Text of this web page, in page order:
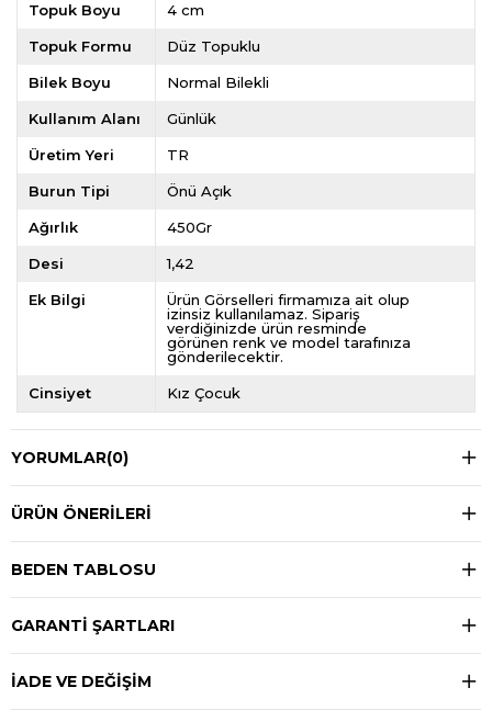
Topuk Boyu 4 cm
Topuk Formu Düz Topuklu
Bilek Boyu Normal Bilekli
Kullanım Alanı Günlük
Üretim Yeri TR
Burun Tipi Önü Açık
Ağırlık 450Gr
Desi 1,42
Ek Bilgi
Ürün Görselleri firmamıza ait olup
izinsiz kullanılamaz. Sipariş
verdiğinizde ürün resminde
görünen renk ve model tarafınıza
gönderilecektir.
Cinsiyet Kız Çocuk
YORUMLAR(0)
ÜRÜN ÖNERILERI
BEDEN TABLOSU
GARANTİ ŞARTLARI
İADE VE DEĞİŞİM